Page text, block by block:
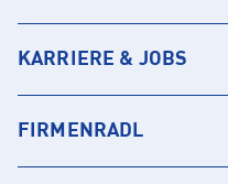
KARRIERE & JOBS
FIRMENRADL